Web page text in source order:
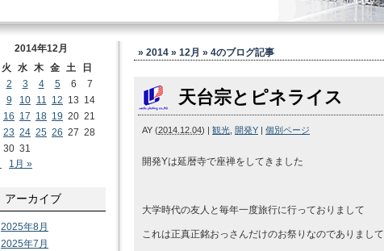
» 2014 » 12月 » 4のブログ記事
天台宗とピネライス
AY (2014.12.04) | 観光 開発Y | 個別ページ
開発Yは延暦寺で座禅をしてきました
大学時代の友人と毎年一度旅行に行っておりまして
これは正真正銘おっさんだけのお祭りなのでありまして
2014年12月
火 水 木 金 土
日
2 3 4 5 6
7
9 10 11 12 13 14
16 17 18 19 20 21
23 24 25 26 27 28
30 31
1月 »
アーカイブ
2025年8月
2025年7月